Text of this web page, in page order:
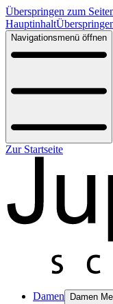
Überspringen zum
Hauptinhalt
Navigationsmenü öffnen
Zur Startseite
Damen Damen